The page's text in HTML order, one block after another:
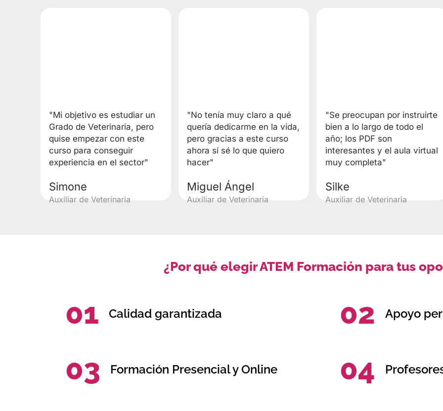
"Mi objetivo es estudiar un
Grado de Veterinaria, pero
quise empezar con este
curso para conseguir
experiencia en el sector"
Simone
Auxiliar de Veterinaria
"No tenía muy claro a qué
quería dedicarme en la vida,
pero gracias a este curso
ahora sí sé lo que quiero
hacer"
Miguel Ángel
Auxiliar de Veterinaria
"Se preocupan por instruirte
bien a lo largo de todo el
año; los PDF son
interesantes y el aula virtual
muy completa"
Silke
Auxiliar de Veterinaria
¿Por qué elegir ATEM Formación para tus
01 Calidad garantizada 02 Apoyo
03 Formación Presencial y Online 04